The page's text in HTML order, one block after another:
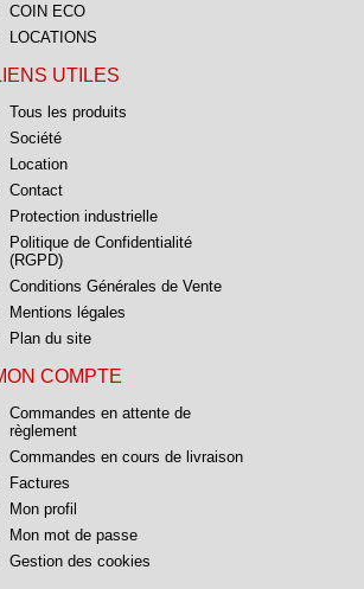
COIN ECO
LOCATIONS
UTILES
Tous les produits
Société
Location
Contact
Protection industrielle
Politique de Confidentialité
(RGPD)
Conditions Générales de Vente
Mentions légales
Plan du site
COMPTE
Commandes en attente de
règlement
Commandes en cours de livraison
Factures
Mon profil
Mon mot de passe
Gestion des cookies